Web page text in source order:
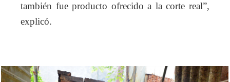
también fue producto ofrecido a la corte real”,
explicó.